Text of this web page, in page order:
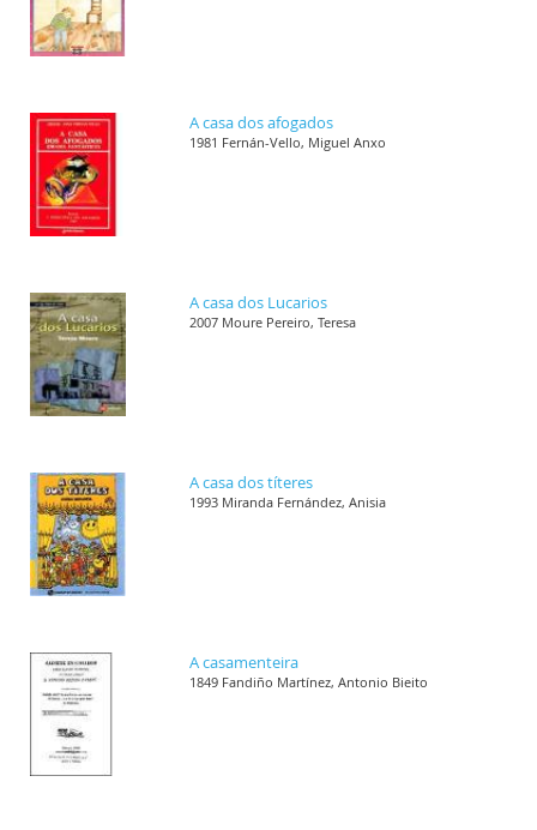
A casa dos afogados
1981 Fernán-Vello, Miguel Anxo
A casa dos Lucarios
2007 Moure Pereiro, Teresa
A casa dos títeres
1993 Miranda Fernández, Anisia
A casamenteira
1849 Fandiño Martínez, Antonio Bieito